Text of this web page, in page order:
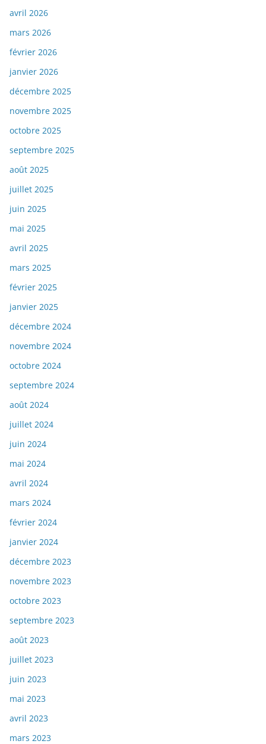
avril 2026
mars 2026
février 2026
janvier 2026
décembre 2025
novembre 2025
octobre 2025
septembre 2025
août 2025
juillet 2025
juin 2025
mai 2025
avril 2025
mars 2025
février 2025
janvier 2025
décembre 2024
novembre 2024
octobre 2024
septembre 2024
août 2024
juillet 2024
juin 2024
mai 2024
avril 2024
mars 2024
février 2024
janvier 2024
décembre 2023
novembre 2023
octobre 2023
septembre 2023
août 2023
juillet 2023
juin 2023
mai 2023
avril 2023
mars 2023